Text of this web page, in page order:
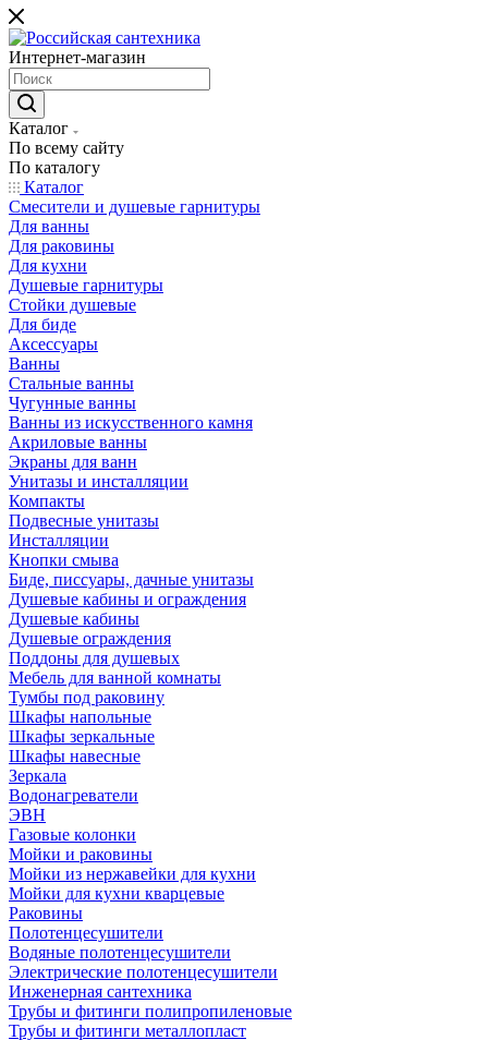
Интернет-магазин
Каталог
По всему сайту
По каталогу
Каталог
Смесители и душевые гарнитуры
Для ванны
Для раковины
Для кухни
Душевые гарнитуры
Стойки душевые
Для биде
Аксессуары
Ванны
Стальные ванны
Чугунные ванны
Ванны из искусственного камня
Акриловые ванны
Экраны для ванн
Унитазы и инсталляции
Компакты
Подвесные унитазы
Инсталляции
Кнопки смыва
Биде, писсуары, дачные унитазы
Душевые кабины и ограждения
Душевые кабины
Душевые ограждения
Поддоны для душевых
Мебель для ванной комнаты
Тумбы под раковину
Шкафы напольные
Шкафы зеркальные
Шкафы навесные
Зеркала
Водонагреватели
ЭВН
Газовые колонки
Мойки и раковины
Мойки из нержавейки для кухни
Мойки для кухни кварцевые
Раковины
Полотенцесушители
Водяные полотенцесушители
Электрические полотенцесушители
Инженерная сантехника
Трубы и фитинги полипропиленовые
Трубы и фитинги металлопласт